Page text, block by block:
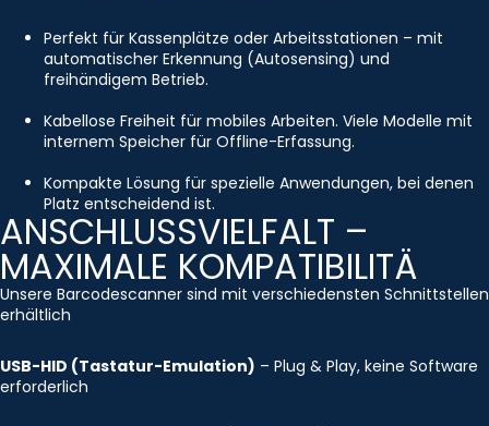
Perfekt für Kassenplätze oder Arbeitsstationen – mit
automatischer Erkennung (Autosensing) und
freihändigem Betrieb.
Kabellose Freiheit für mobiles Arbeiten. Viele Modelle mit
internem Speicher für Offline-Erfassung.
Kompakte Lösung für spezielle Anwendungen, bei denen
Platz entscheidend ist.
ANSCHLUSSVIELFALT –
MAXIMALE KOMPATIBILITÄ
Unsere Barcodescanner sind mit verschiedensten Schnittstellen
erhältlich
USB-HID (Tastatur-Emulation) – Plug & Play, keine Software
erforderlich